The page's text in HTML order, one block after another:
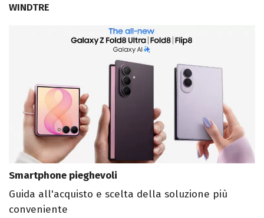
WINDTRE
Smartphone pieghevoli
Guida all'acquisto e scelta della soluzione più
conveniente